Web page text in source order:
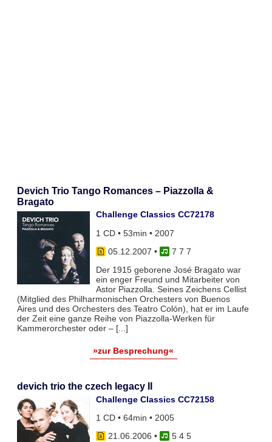
Devich Trio Tango Romances – Piazzolla &
Bragato
Challenge Classics CC72178
1 CD • 53min • 2007
05.12.2007 •
7 7 7
Der 1915 geborene José Bragato war
ein enger Freund und Mitarbeiter von
Astor Piazzolla. Seines Zeichens Cellist
(Mitglied des Philharmonischen Orchesters von Buenos
Aires und des Orchesters des Teatro Colón), hat er im Laufe
der Zeit eine ganze Reihe von Piazzolla-Werken für
Kammerorchester oder – [...]
»zur Besprechung«
devich trio the czech legacy II
Challenge Classics CC72158
1 CD • 64min • 2005
21.06.2006 •
5 4 5